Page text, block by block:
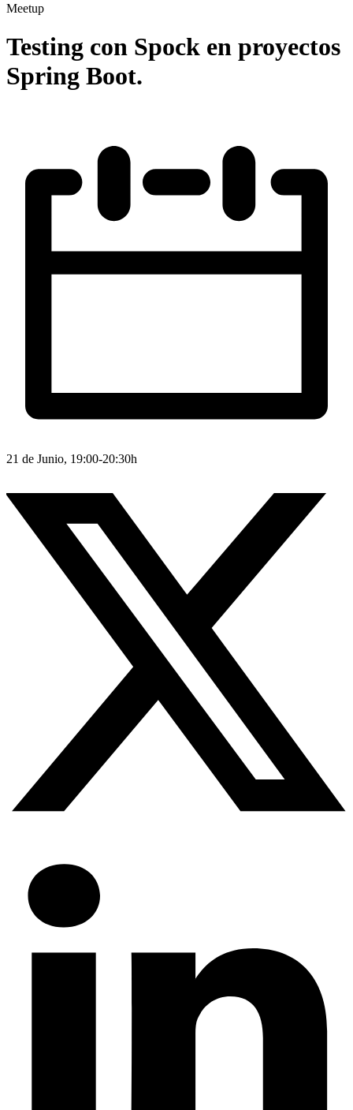
Meetup
Testing con Spock en proyectos
Spring Boot.
21 de Junio, 19:00-20:30h